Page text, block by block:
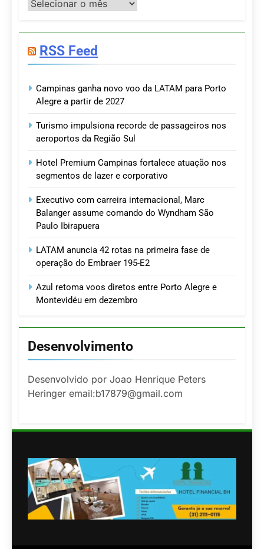
Postagens
RSS Feed
Campinas ganha novo voo da LATAM para Porto
Alegre a partir de 2027
Turismo impulsiona recorde de passageiros nos
aeroportos da Região Sul
Hotel Premium Campinas fortalece atuação nos
segmentos de lazer e corporativo
Executivo com carreira internacional, Marc
Balanger assume comando do Wyndham São
Paulo Ibirapuera
LATAM anuncia 42 rotas na primeira fase de
operação do Embraer 195-E2
Azul retoma voos diretos entre Porto Alegre e
Montevidéu em dezembro
Desenvolvimento
Desenvolvido por Joao Henrique Peters
Heringer email:b17879@gmail.com